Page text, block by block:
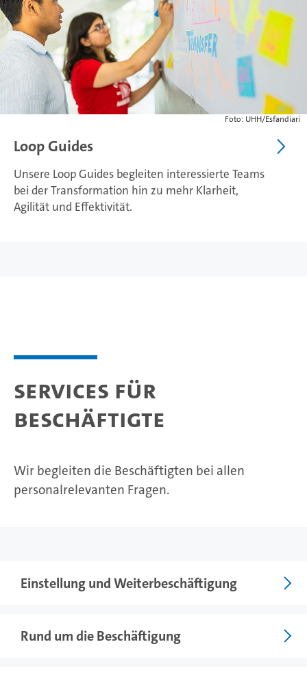
Foto: UHH/Esfandiari
Loop Guides
Unsere Loop Guides begleiten interessierte Teams
bei der Transformation hin zu mehr Klarheit,
Agilität und Effektivität.
Services für
Beschäftigte
Wir begleiten die Beschäftigten bei allen
personalrelevanten Fragen.
Einstellung und Weiterbeschäftigung
Rund um die Beschäftigung